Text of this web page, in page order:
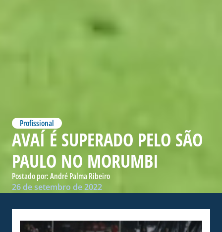
Profissional
AVAÍ É SUPERADO PELO SÃO
PAULO NO MORUMBI
Postado por:André Palma Ribeiro
26 de setembro de 2022